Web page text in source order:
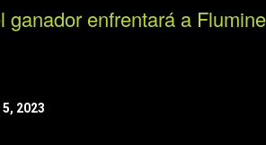
ganador enfrentará a
2023